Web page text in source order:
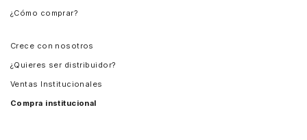
¿Cómo comprar?
Crece con nosotros
¿Quieres ser distribuidor?
Ventas Institucionales
Compra institucional